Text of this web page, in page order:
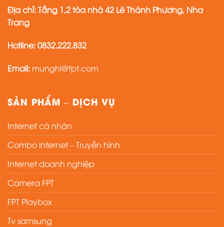
Địa chỉ: Tầng 1,2 tòa nhà 42 Lê Thành Phương, Nha
Trang
Hotline:0832.222.832
Email: munghl@fpt.com
SẢN PHẨM – DỊCH VỤ
Internet cá nhân
Combo internet – Truyền hình
Internet doanh nghiệp
Camera FPT
FPT Playbox
Tv samsung